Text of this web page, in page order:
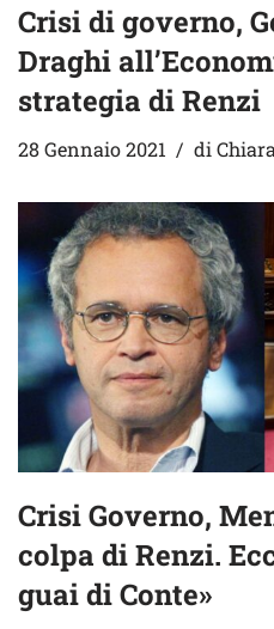
Crisi di governo,
Draghi
strategia di Renzi
28 Gennaio 2021 di
Crisi Governo,
colpa di Renzi.
guai di Conte»